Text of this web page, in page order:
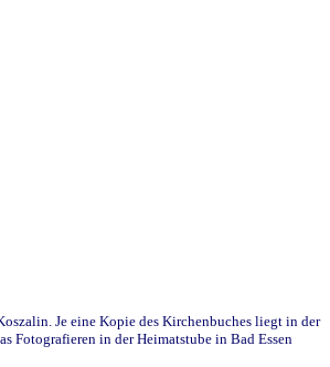
Je eine Kopie des Kirchenbuches liegt in der
Fotografieren in der Heimatstube in Bad Essen